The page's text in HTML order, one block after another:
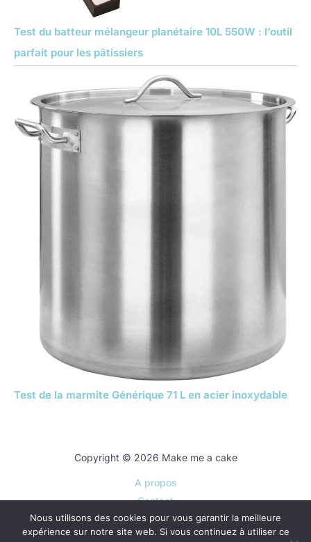
Test du batteur mélangeur planétaire 10L 550W : l’outil
parfait pour les pâtissiers
Test de la marmite Générique 71 L en acier inoxydable
Copyright © 2026 Make me a cake
A propos
Contact
Plan du site
Mentions légales
Nous utilisons des cookies pour vous garantir la meilleure
expérience sur notre site web. Si vous continuez à utiliser ce